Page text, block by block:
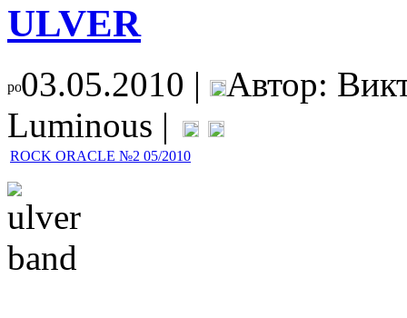
ULVER
03.05.2010 |
Автор:
Luminous |
ROCK ORACLE №2 05/2010